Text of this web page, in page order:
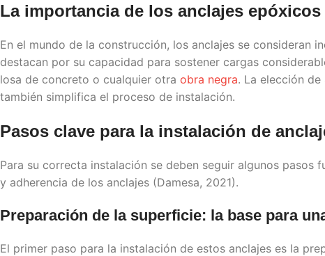
La importancia de los anclajes epóxicos
En el mundo de la construcción, los anclajes se consideran
destacan por su capacidad para sostener cargas
losa de concreto o cualquier otra obra negra. La elección
también simplifica el proceso de instalación.
Pasos clave para la instalación de
Para su correcta instalación se deben seguir algunos pasos
y adherencia de los anclajes (Damesa, 2021).
Preparación de la superficie: la base para
El primer paso para la instalación de estos anclajes es la